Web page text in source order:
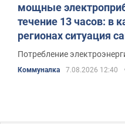
мощные
течение 13 часов: в
регионах ситуация
тяжелая
Потребление
Коммуналка 7.08.2026 12:40